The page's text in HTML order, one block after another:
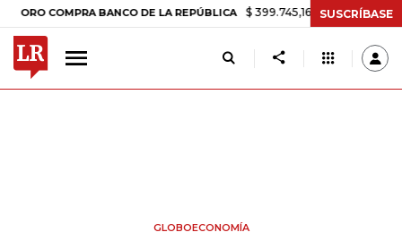
COMPRA BANCO DE LA REPÚBLICA $ 399.745,16 +$ 2.295,71 +0,58%
SUSCRÍBASE
GLOBOECONOMÍA